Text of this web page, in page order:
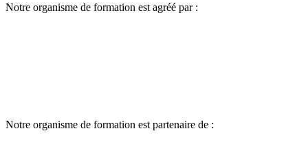
Notre organisme de formation est agréé par :
Notre organisme de formation est partenaire de :